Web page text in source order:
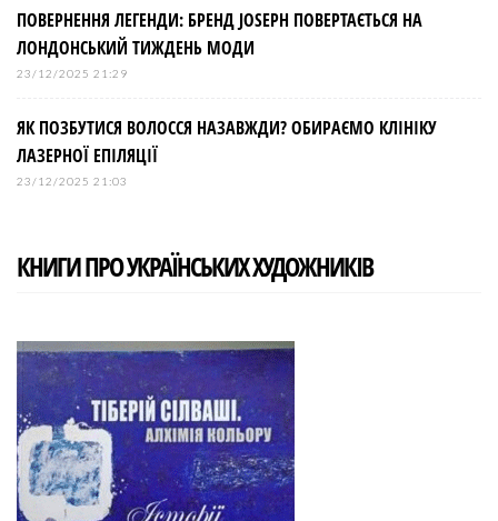
ПОВЕРНЕННЯ ЛЕГЕНДИ: БРЕНД JOSEPH ПОВЕРТАЄТЬСЯ НА
ЛОНДОНСЬКИЙ ТИЖДЕНЬ МОДИ
23/12/2025 21:29
ЯК ПОЗБУТИСЯ ВОЛОССЯ НАЗАВЖДИ? ОБИРАЄМО КЛІНІКУ
ЛАЗЕРНОЇ ЕПІЛЯЦІЇ
23/12/2025 21:03
КНИГИ ПРО УКРАЇНСЬКИХ ХУДОЖНИКІВ